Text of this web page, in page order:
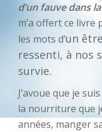
d’un fauve dans
m’a offert ce livre
les mots d’un
ressenti, à nos
survie.
J’avoue que je
la nourriture que
années, manger